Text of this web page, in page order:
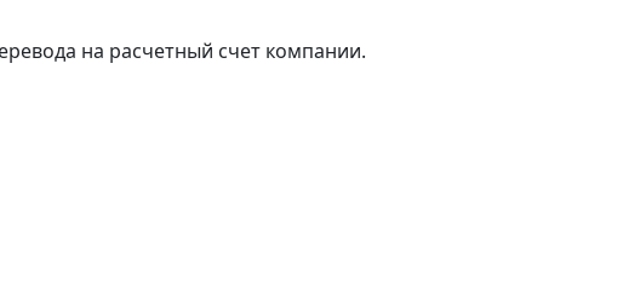
на расчетный счет компании.